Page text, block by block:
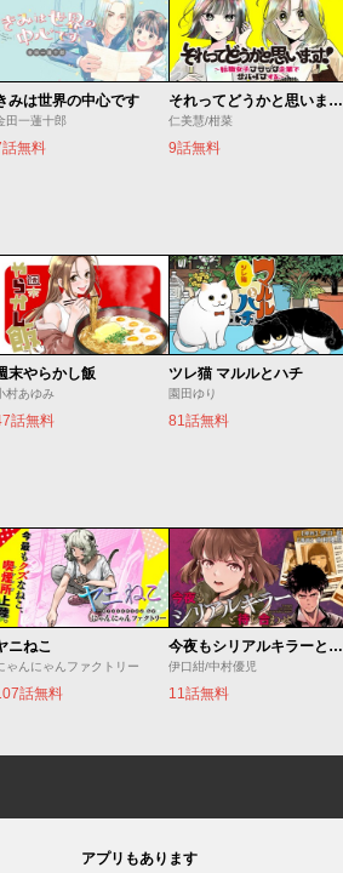
みは世界の中心です
田一蓮十郎
無料
それってどうかと思います！～転職女子、ブラック企業でサバイブする。～
仁美慧/柑菜
9話無料
末やらかし飯
村あゆみ
話無料
ツレ猫 マルルとハチ
園田ゆり
81話無料
ニねこ
ゃんにゃんファクトリー
話無料
今夜もシリアルキラーと待ち合わせ
伊口紺/中村優児
11話無料
アプリもあります